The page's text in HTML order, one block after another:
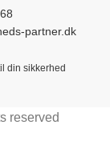
partner.dk
din sikkerhed
reserved